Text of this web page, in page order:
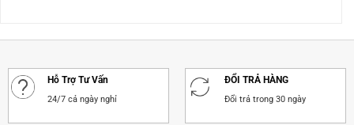
Hỗ Trợ Tư Vấn
24/7 cả ngày nghỉ
ĐỔI TRẢ HÀNG
Đổi trả trong 30 ngày